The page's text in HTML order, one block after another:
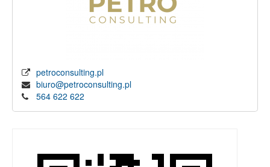
petroconsulting.pl
biuro@petroconsulting.pl
564 622 622